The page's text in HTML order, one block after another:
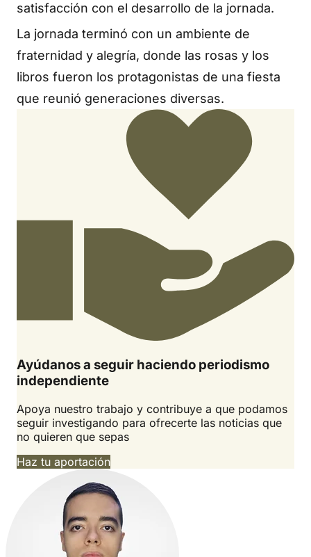
satisfacción con el desarrollo de la jornada.
La jornada terminó con un ambiente de
fraternidad y alegría, donde las rosas y los
libros fueron los protagonistas de una fiesta
que reunió generaciones diversas.
Ayúdanos a seguir haciendo periodismo
independiente
Apoya nuestro trabajo y contribuye a que podamos
seguir investigando para ofrecerte las noticias que
no quieren que sepas
Haz tu aportación